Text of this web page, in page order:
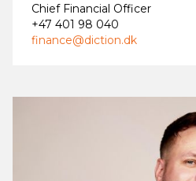
Chief Financial Officer
+47 401 98 040
finance@diction.dk